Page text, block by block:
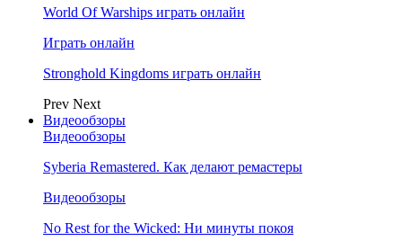
World Of Warships играть онлайн
Играть онлайн
Stronghold Kingdoms играть онлайн
Prev Next
Видеообзоры
Видеообзоры
Syberia Remastered. Как делают ремастеры
Видеообзоры
No Rest for the Wicked: Ни минуты покоя